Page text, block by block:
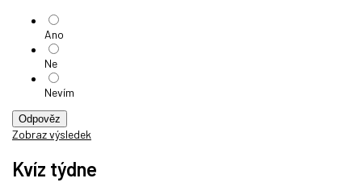
Ano
Ne
Nevím
Odpověz
Zobraz výsledek
Kvíz týdne